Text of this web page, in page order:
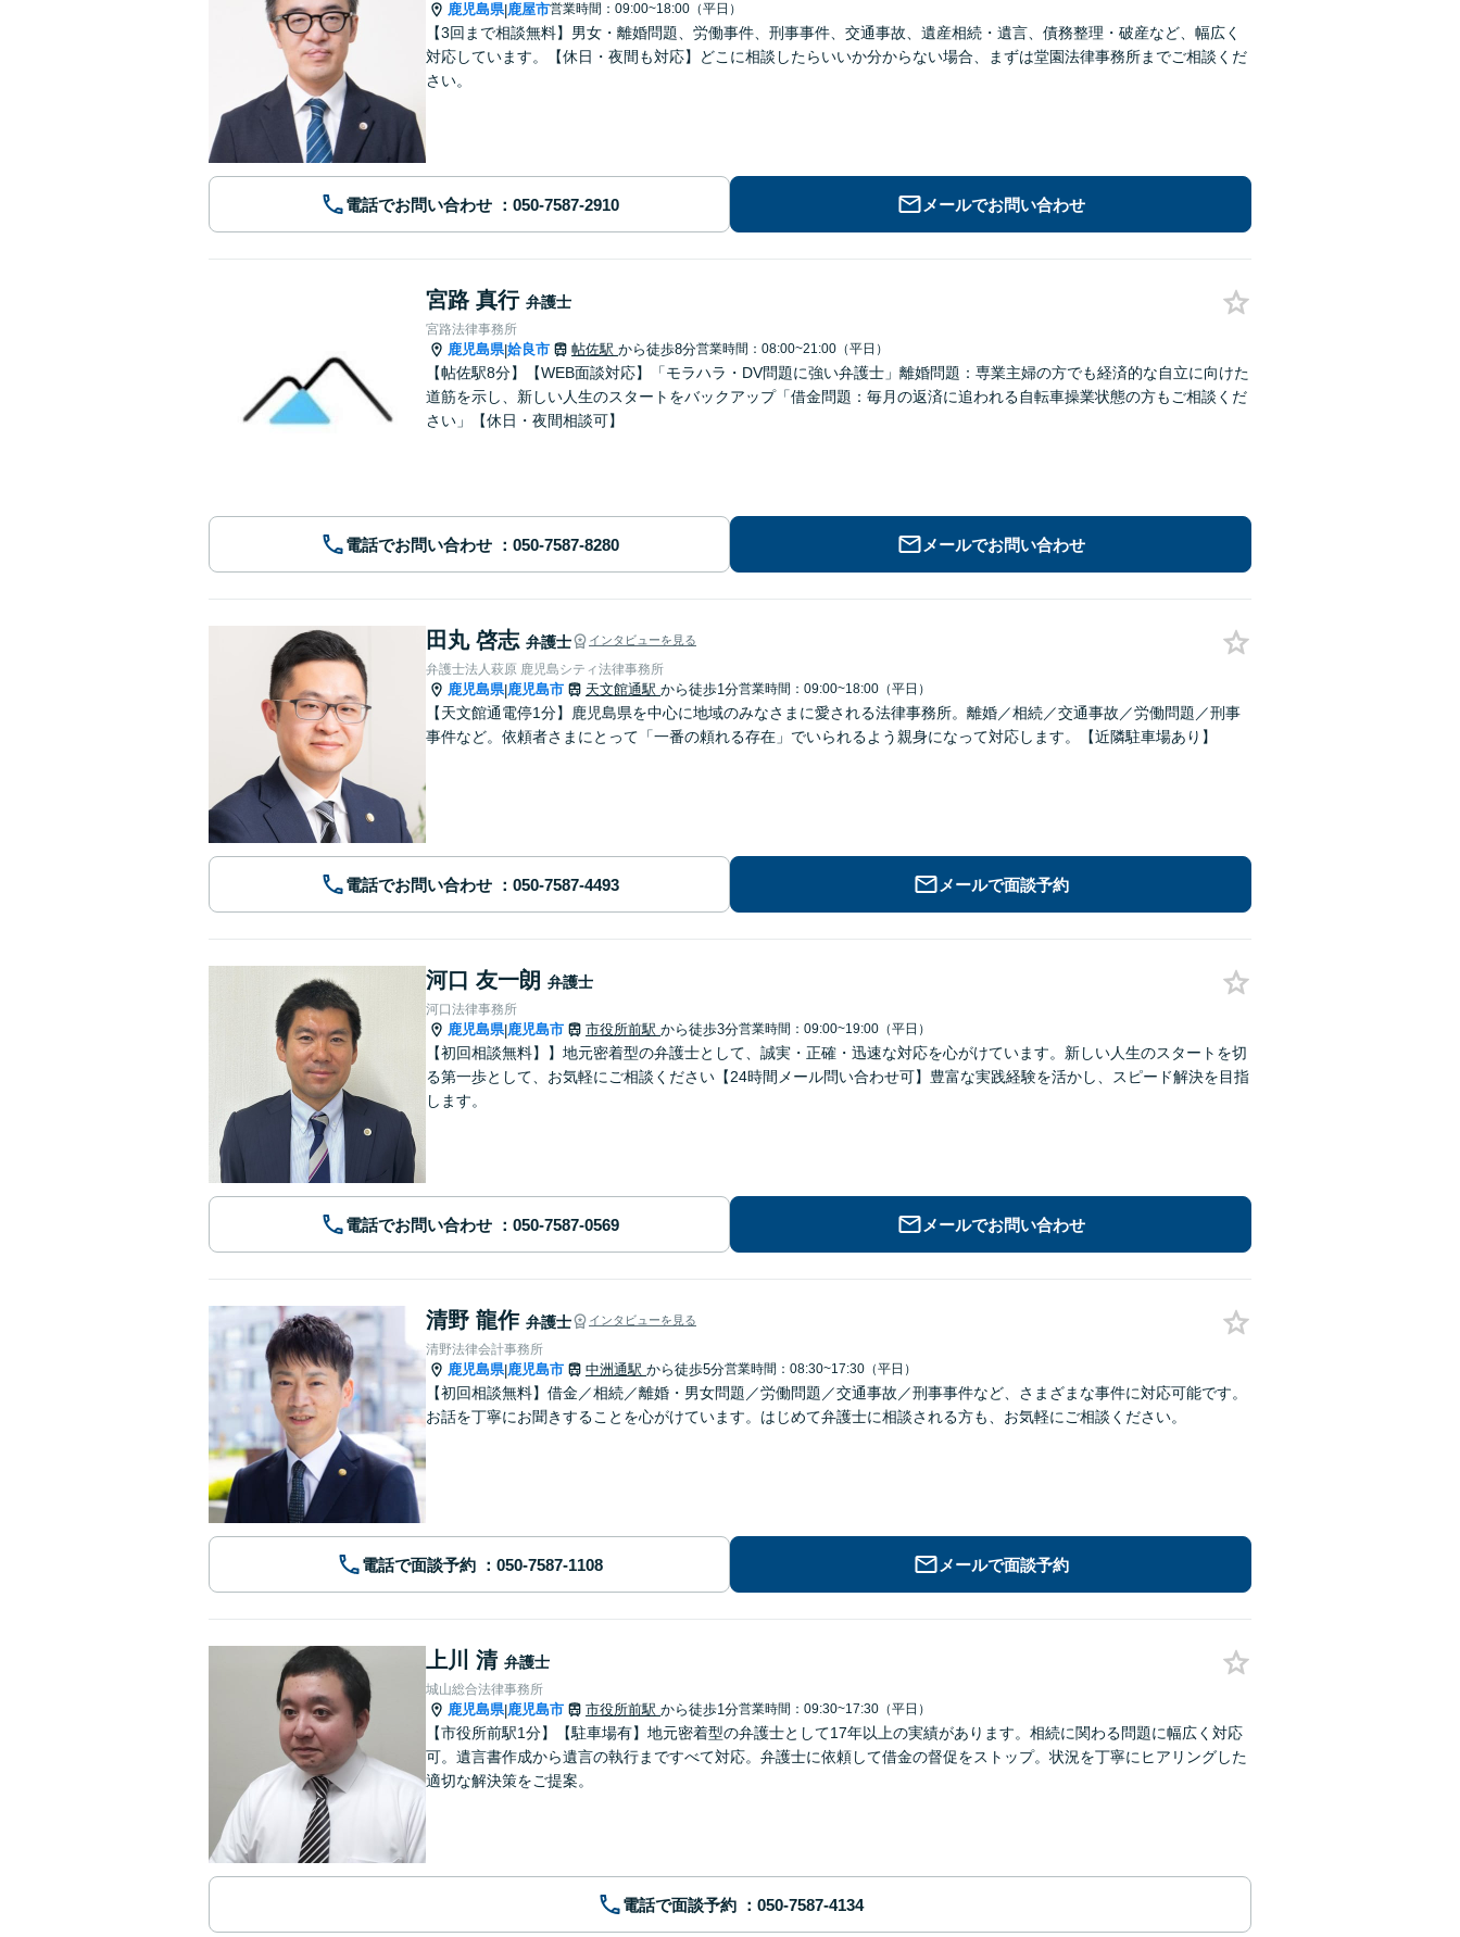
鹿児島県|鹿屋市営業時間：09:00~18:00（平日）
【3回まで相談無料】男女・離婚問題、労働事件、刑事事件、交通事故、遺産相続・遺言、債務整理・破産など、幅広く
対応しています。【休日・夜間も対応】どこに相談したらいいか分からない場合、まずは堂園法律事務所までご相談くだ
さい。
電話でお問い合わせ メールでお問い合わせ
宮路 真行 弁護士
宮路法律事務所
鹿児島県|姶良市 帖佐駅 から徒歩8分営業時間：08:00~21:00（平日）
【帖佐駅8分】【WEB面談対応】「モラハラ・DV問題に強い弁護士」離婚問題：専業主婦の方でも経済的な自立に向けた
道筋を示し、新しい人生のスタートをバックアップ「借金問題：毎月の返済に追われる自転車操業状態の方もご相談くだ
さい」【休日・夜間相談可】
電話でお問い合わせ メールでお問い合わせ
田丸 啓志 弁護士 インタビューを見る
弁護士法人萩原 鹿児島シティ法律事務所
鹿児島県|鹿児島市 天文館通駅 から徒歩1分営業時間：09:00~18:00（平日）
【天文館通電停1分】鹿児島県を中心に地域のみなさまに愛される法律事務所。離婚／相続／交通事故／労働問題／刑事
事件など。依頼者さまにとって「一番の頼れる存在」でいられるよう親身になって対応します。【近隣駐車場あり】
電話でお問い合わせ メールで面談予約
河口 友一朗 弁護士
河口法律事務所
鹿児島県|鹿児島市 市役所前駅 から徒歩3分営業時間：09:00~19:00（平日）
【初回相談無料】】地元密着型の弁護士として、誠実・正確・迅速な対応を心がけています。新しい人生のスタートを切
る第一歩として、お気軽にご相談ください【24時間メール問い合わせ可】豊富な実践経験を活かし、スピード解決を目指
します。
電話でお問い合わせ メールでお問い合わせ
清野 龍作 弁護士 インタビューを見る
清野法律会計事務所
鹿児島県|鹿児島市 中洲通駅 から徒歩5分営業時間：08:30~17:30（平日）
【初回相談無料】借金／相続／離婚・男女問題／労働問題／交通事故／刑事事件など、さまざまな事件に対応可能です。
お話を丁寧にお聞きすることを心がけています。はじめて弁護士に相談される方も、お気軽にご相談ください。
電話で面談予約 メールで面談予約
上川 清 弁護士
城山総合法律事務所
鹿児島県|鹿児島市 市役所前駅 から徒歩1分営業時間：09:30~17:30（平日）
【市役所前駅1分】【駐車場有】地元密着型の弁護士として17年以上の実績があります。相続に関わる問題に幅広く対応
可。遺言書作成から遺言の執行まですべて対応。弁護士に依頼して借金の督促をストップ。状況を丁寧にヒアリングした
適切な解決策をご提案。
電話で面談予約